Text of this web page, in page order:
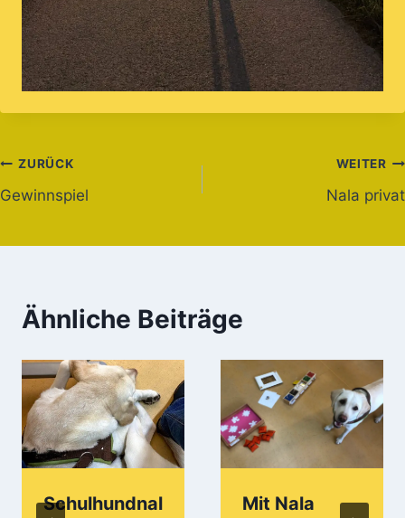
Beitragsnavigation
ZURÜCK
Gewinnspiel
WEITER
Nala privat
Ähnliche Beiträge
Schulhundnal
Mit Nala